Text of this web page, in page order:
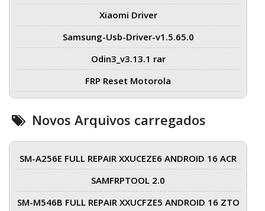
Xiaomi Driver
Samsung-Usb-Driver-v1.5.65.0
Odin3_v3.13.1 rar
FRP Reset Motorola
Novos Arquivos carregados
SM-A256E FULL REPAIR XXUCEZE6 ANDROID 16 ACR
SAMFRPTOOL 2.0
SM-M546B FULL REPAIR XXUCFZE5 ANDROID 16 ZTO